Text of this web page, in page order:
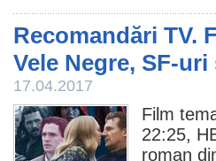
Recomandări TV.
Vele Negre, SF-
17.04.2017
Film
22:25,
roman